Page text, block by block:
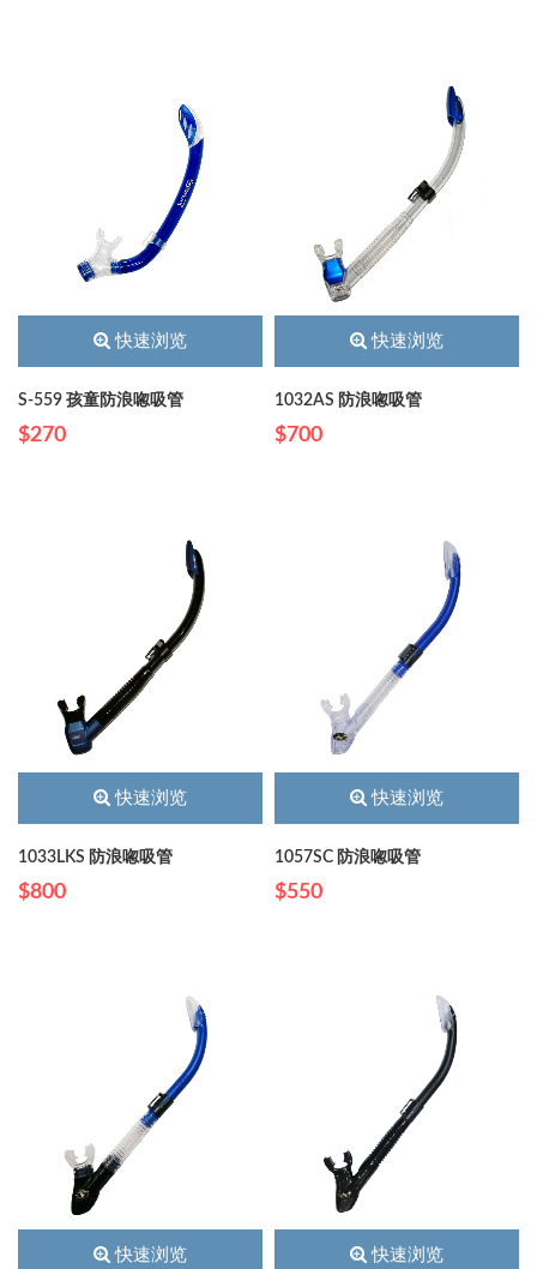
快速浏览
S-559 孩童防浪唿吸管
$270
快速浏览
1032AS 防浪唿吸管
$700
快速浏览
1033LKS 防浪唿吸管
$800
快速浏览
1057SC 防浪唿吸管
$550
快速浏览 快速浏览